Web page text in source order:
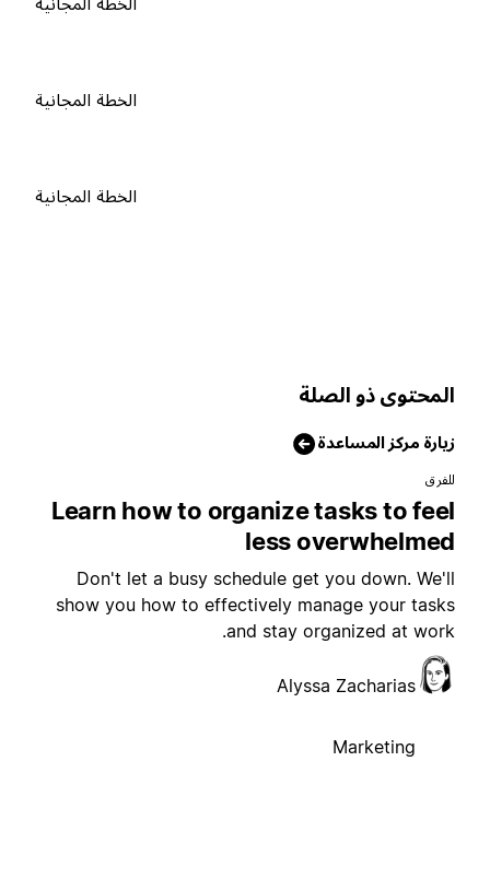
الخطة المجانية
الخطة المجانية
ذو الصلة
مركز المساعدة
Learn how to organize tasks to
less
Don't let a busy schedule get you down.
show you how to effectively manage your
and stay organized at
Alyssa Zacharias
Marketing